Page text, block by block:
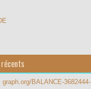
BALANCE-3682444-